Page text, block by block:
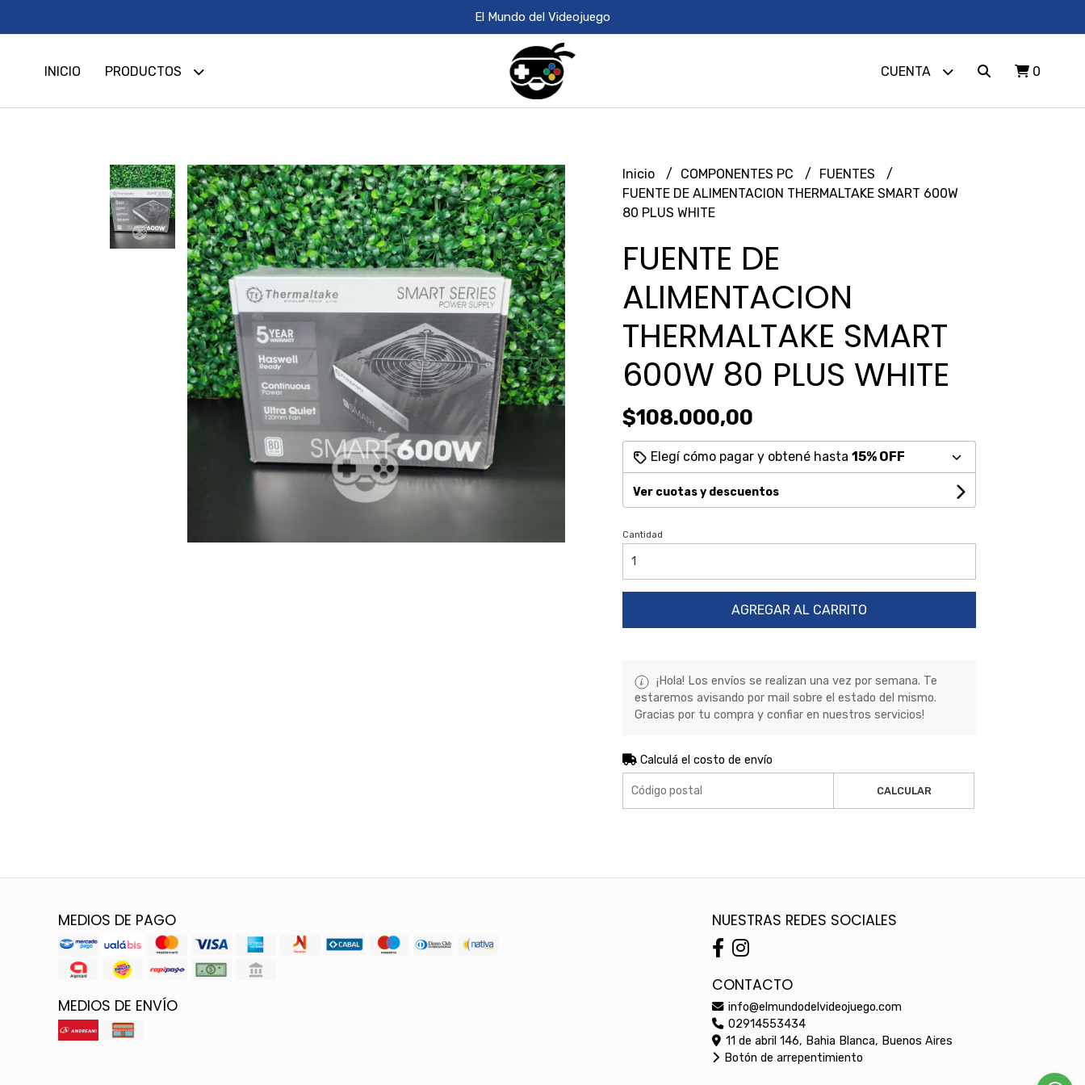
El Mundo del Videojuego
INICIO PRODUCTOS CUENTA 0
Inicio COMPONENTES PC
FUENTES
FUENTE DE ALIMENTACION THERMALTAKE SMART 600W
80 PLUS WHITE
FUENTE DE
ALIMENTACION
THERMALTAKE SMART
600W 80 PLUS WHITE
$108.000,00
Elegí cómo pagar y obtené hasta 15% OFF
Ver cuotas y descuentos
Cantidad
AGREGAR AL CARRITO
¡Hola! Los envíos se realizan una vez por semana. Te
estaremos avisando por mail sobre el estado del mismo.
Gracias por tu compra y confiar en nuestros servicios!
Calculá el costo de envío
CALCULAR
MEDIOS DE PAGO
MEDIOS DE ENVÍO
NUESTRAS REDES SOCIALES
CONTACTO
info@elmundodelvideojuego.com
02914553434
11 de abril 146, Bahia Blanca, Buenos Aires
Botón de arrepentimiento